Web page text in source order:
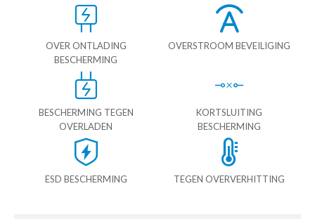
OVER ONTLADING
BESCHERMING
OVERSTROOM BEVEILIGING
BESCHERMING TEGEN
OVERLADEN
KORTSLUITING
BESCHERMING
ESD BESCHERMING TEGEN OVERVERHITTING